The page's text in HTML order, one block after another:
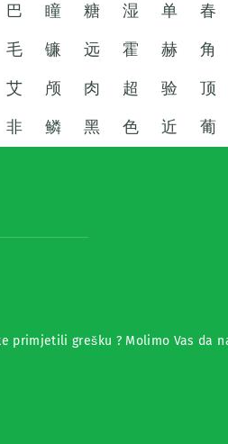
巴 瞳 糖 湿 单 春
毛 镰 远 霍 赫 角
艾 颅 肉 超 验 顶
非 鳞 黑 色 近 葡
primjetili grešku ? Molimo Vas da